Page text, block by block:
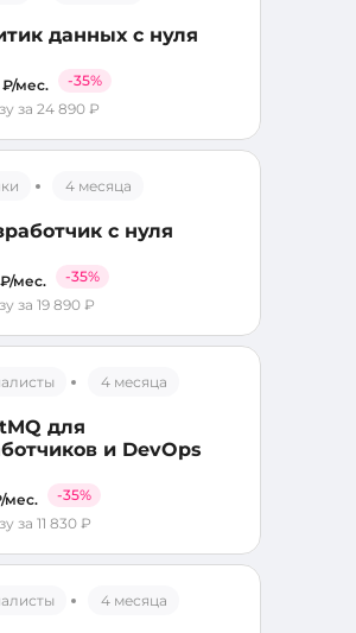
данных с нуля
₽/мес.
-35%
за 24 890 ₽
4 месяца
с нуля
₽/мес.
-35%
за 19 890 ₽
4 месяца
для
и DevOps
мес.
-35%
за 11 830 ₽
4 месяца